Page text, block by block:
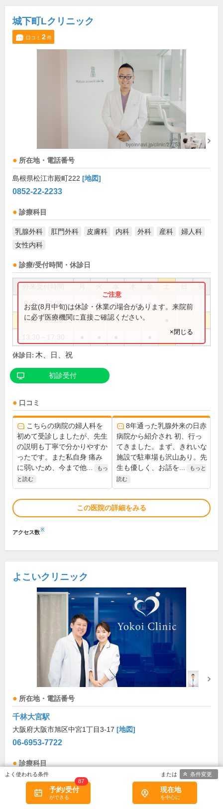
城下町Lクリニック
口コミ 2件
所在地・電話番号
島根県松江市殿町222 [地図]
0852-22-2233
診療科目
乳腺外科 肛門外科 皮膚科 内科 外科 産科
婦人科
女性内科
診療/受付時間・休診日
祝
9:00～12:00 ● ● ● ●
9:00～16:30
お盆(8月中旬)は休診・休業の場合があります。来院前
に必ず医療機関に直接ご確認ください。
×閉じる
休診日: 木、日、祝
初診受付
口コミ
こちらの病院の婦人科を
初めて受診しましたが、先生
の説明も丁寧で分かりやすか
ったです。また私自身 痛み
に弱いため、今まで他...
もっ
と読む
8年通った乳腺外来の日赤
病院から紹介され 初、行っ
てきました。まず、きれいな
施設で駐車場も沢山あり。先
生も優しく、お話を...
もっと
読む
この医院の詳細をみる
アクセス数※
よこいクリニック
所在地・電話番号
千林大宮駅
大阪府大阪市旭区中宮1丁目3-17 [地図]
06-6953-7722
診療科目
内科 循環器内科 皮膚科 形成外科 美容皮膚科
診療/受付時間・休診日
予約/受付
87
現在地
条件変更